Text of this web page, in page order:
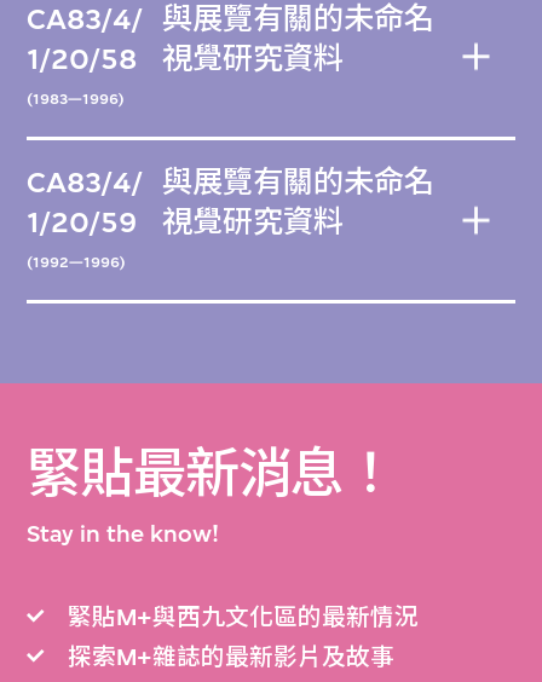
CA83/4/
1/20/58
(1983—1996)
與展覽有關的未命名
視覺研究資料
CA83/4/
1/20/59
(1992—1996)
與展覽有關的未命名
視覺研究資料
緊貼最新消息！
Stay in the know!
緊貼M+與西九文化區的最新情況
探索M+雜誌的最新影片及故事